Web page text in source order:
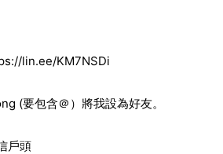
lin.ee/KM7NSDi
(要包含＠）將我設為好友。
戶頭